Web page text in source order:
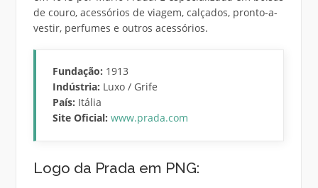
de couro, acessórios de viagem, calçados, pronto-a-
vestir, perfumes e outros acessórios.
Fundação: 1913
Indústria: Luxo / Grife
País: Itália
Site Oficial: www.prada.com
Logo da Prada em PNG: